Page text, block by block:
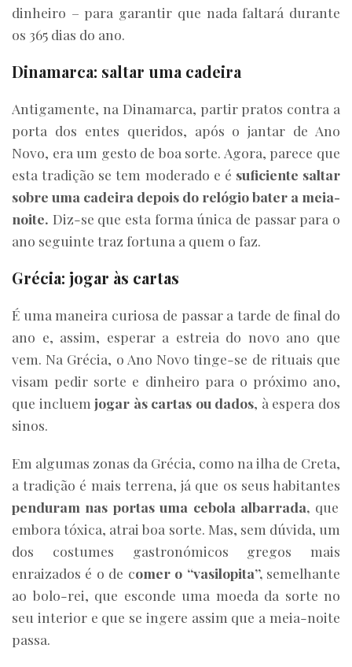
dinheiro – para garantir que nada faltará durante
os 365 dias do ano.
Dinamarca: saltar uma cadeira
Antigamente, na Dinamarca, partir pratos contra a
porta dos entes queridos, após o jantar de Ano
Novo, era um gesto de boa sorte. Agora, parece que
esta tradição se tem moderado e é suficiente saltar
sobre uma cadeira depois do relógio bater a meia-
noite. Diz-se que esta forma única de passar para o
ano seguinte traz fortuna a quem o faz.
Grécia: jogar às cartas
É uma maneira curiosa de passar a tarde de final do
ano e, assim, esperar a estreia do novo ano que
vem. Na Grécia, o Ano Novo tinge-se de rituais que
visam pedir sorte e dinheiro para o próximo ano,
que incluem jogar às cartas ou dados, à espera dos
sinos.
Em algumas zonas da Grécia, como na ilha de Creta,
a tradição é mais terrena, já que os seus habitantes
penduram nas portas uma cebola albarrada, que
embora tóxica, atrai boa sorte. Mas, sem dúvida, um
dos costumes gastronómicos gregos mais
enraizados é o de comer o “vasilopita”,semelhante
ao bolo-rei, que esconde uma moeda da sorte no
seu interior e que se ingere assim que a meia-noite
passa.